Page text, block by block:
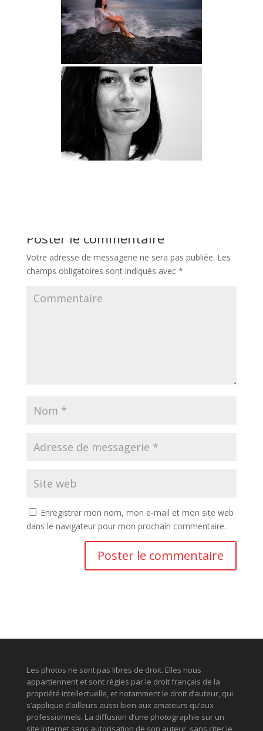
Poster le commentaire
Votre adresse de messagerie ne sera pas publiée. Les
champs obligatoires sont indiqués avec *
Enregistrer mon nom, mon e-mail et mon site web
dans le navigateur pour mon prochain commentaire.
Les photos ne sont pas libres de droit. Elles nous
appartiennent et sont régies par le droit français de la
propriété intellectuelle, et notamment le droit d’auteur, qui
s’applique d’ailleurs aussi bien aux amateurs qu’aux
professionnels. La diffusion d’une photographie sur un
site Internet sans autorisation de son auteur, sans citer le